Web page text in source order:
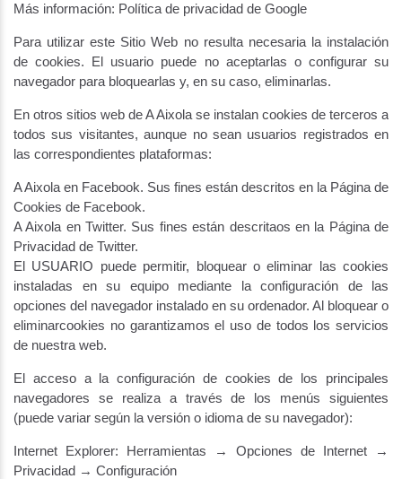
Más información: Política de privacidad de Google
Para utilizar este Sitio Web no resulta necesaria la instalación
de cookies. El usuario puede no aceptarlas o configurar su
navegador para bloquearlas y, en su caso, eliminarlas.
En otros sitios web de A Aixola se instalan cookies de terceros a
todos sus visitantes, aunque no sean usuarios registrados en
las correspondientes plataformas:
A Aixola en Facebook. Sus fines están descritos en la Página de
Cookies de Facebook.
A Aixola en Twitter. Sus fines están descritaos en la Página de
Privacidad de Twitter.
El USUARIO puede permitir, bloquear o eliminar las cookies
instaladas en su equipo mediante la configuración de las
opciones del navegador instalado en su ordenador. Al bloquear o
eliminarcookies no garantizamos el uso de todos los servicios
de nuestra web.
El acceso a la configuración de cookies de los principales
navegadores se realiza a través de los menús siguientes
(puede variar según la versión o idioma de su navegador):
Internet Explorer: Herramientas → Opciones de Internet →
Privacidad → Configuración